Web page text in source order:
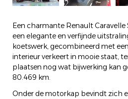
Een charmante Renault
een elegante en verfijnde
koetswerk, gecombineerd met
interieur verkeert in mooie staat,
plaatsen nog wat bijwerking kan
80.469 km.
Onder de motorkap bevindt zich